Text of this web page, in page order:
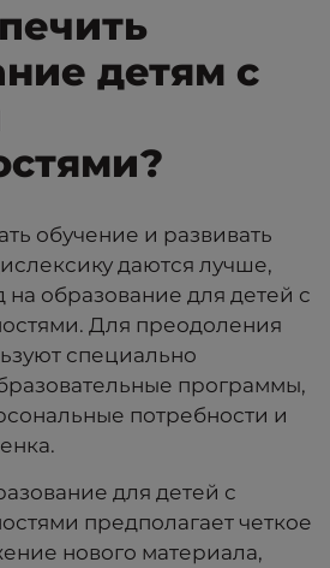
детям с
обучение и развивать
даются лучше,
на образование для детей с
Для преодоления
специально
программы,
потребности и
для детей с
предполагает четкое
нового материала,